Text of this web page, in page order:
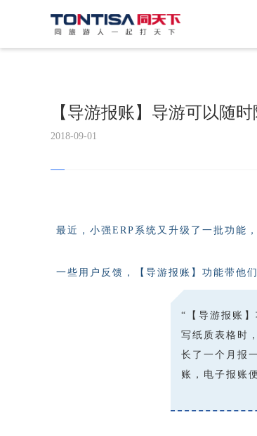
【导游报账】导游可以随
2018-09-01
最近，小强ERP系统又升级了一批功能
一些用户反馈，【导游报账】功能带他
“【导游报账】
写纸质表格时
长了一个月报
账，电子报账